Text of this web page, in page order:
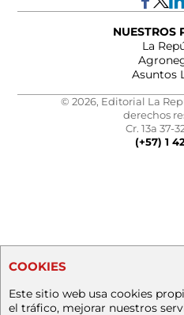
NUESTROS
La
Asuntos
© 2026, Editorial La
derechos
Cr. 13a 37-
(+57) 1
COOKIES
Este sitio web usa cookies
el tráfico, mejorar nuestros